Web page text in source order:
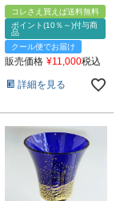
コレさえ買えば送料無料
ポイント(10％～)付与商
品
クール便でお届け
販売価格 ¥11,000税込
詳細を見る